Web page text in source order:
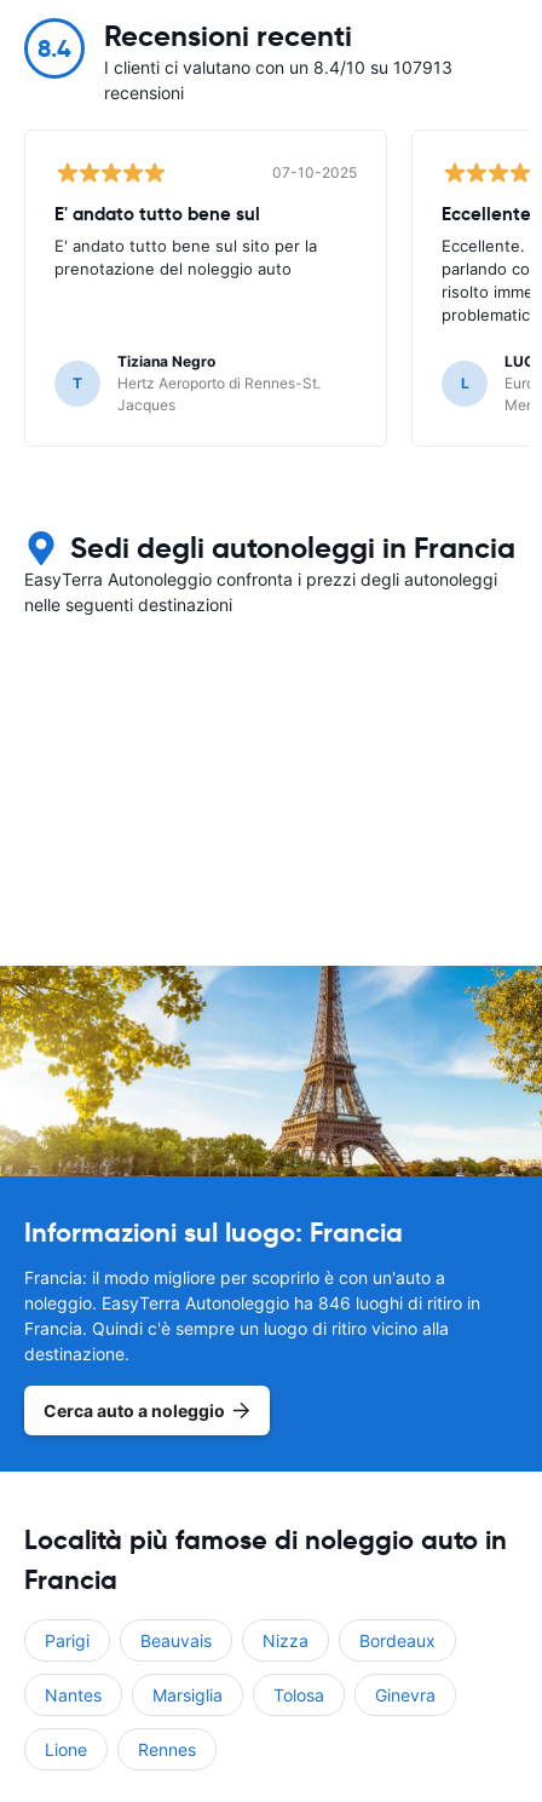
8.4 Recensioni recenti
I clienti ci valutano con un 8.4/10 su 107913
recensioni
07-10-2025
E' andato tutto bene sul
E' andato tutto bene sul sito per la
prenotazione del noleggio auto
T
Tiziana Negro
Hertz Aeroporto di Rennes-St.
Jacques
Eccellente.
parlando
risolto
L
Sedi degli autonoleggi in Francia
EasyTerra Autonoleggio confronta i prezzi degli autonoleggi
nelle seguenti destinazioni
Informazioni sul luogo: Francia
Francia: il modo migliore per scoprirlo è con un'auto a
noleggio. EasyTerra Autonoleggio ha 846 luoghi di ritiro in
Francia. Quindi c'è sempre un luogo di ritiro vicino alla
destinazione.
Cerca auto a noleggio
Località più famose di noleggio auto in
Francia
Parigi Beauvais Nizza Bordeaux
Nantes Marsiglia Tolosa Ginevra
Lione Rennes